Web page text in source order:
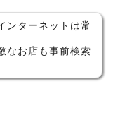
ンターネットは常
なお店も事前検索